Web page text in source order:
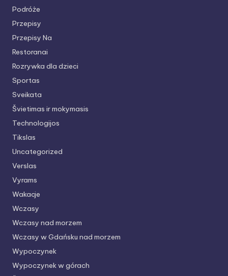
Podróże
Przepisy
Przepisy Na
Restoranai
Rozrywka dla dzieci
Sportas
Sveikata
Švietimas ir mokymasis
Technologijos
Tikslas
Uncategorized
Verslas
Vyrams
Wakacje
Wczasy
Wczasy nad morzem
Wczasy w Gdańsku nad morzem
Wypoczynek
Wypoczynek w górach